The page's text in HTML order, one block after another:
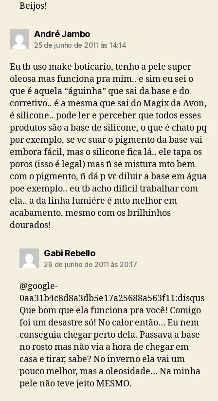
Beijos!
André Jambodiz:
25 de junho de 2011 às 14:14
Eu tb uso make boticario, tenho a pele super
oleosa mas funciona pra mim.. e sim eu sei o
que é aquela “águinha” que sai da base e do
corretivo.. é a mesma que sai do Magix da Avon,
é silicone.. pode ler e perceber que todos esses
produtos são a base de silicone, o que é chato pq
por exemplo, se vc suar o pigmento da base vai
embora fácil, mas o silicone fica lá.. ele tapa os
poros (isso é legal) mas ñ se mistura mto bem
com o pigmento, ñ dá p vc diluir a base em água
poe exemplo.. eu tb acho dificil trabalhar com
ela.. a da linha lumiére é mto melhor em
acabamento, mesmo com os brilhinhos
dourados!
Gabi Rebellodiz:
26 de junho de 2011 às 20:17
@google-
0aa31b4c8d8a3db5e17a25688a563f11:disqus
Que bom que ela funciona pra você! Comigo
foi um desastre só! No calor então… Eu nem
conseguia chegar perto dela. Passava a base
no rosto mas não via a hora de chegar em
casa e tirar, sabe? No inverno ela vai um
pouco melhor, mas a oleosidade… Na minha
pele não teve jeito MESMO.